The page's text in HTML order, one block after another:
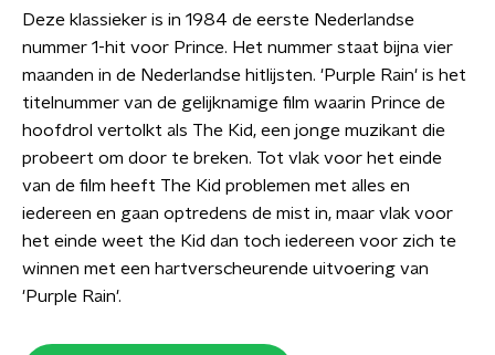
Deze klassieker is in 1984 de eerste Nederlandse
nummer 1-hit voor Prince. Het nummer staat bijna vier
maanden in de Nederlandse hitlijsten. 'Purple Rain' is het
titelnummer van de gelijknamige film waarin Prince de
hoofdrol vertolkt als The Kid, een jonge muzikant die
probeert om door te breken. Tot vlak voor het einde
van de film heeft The Kid problemen met alles en
iedereen en gaan optredens de mist in, maar vlak voor
het einde weet the Kid dan toch iedereen voor zich te
winnen met een hartverscheurende uitvoering van
'Purple Rain'.